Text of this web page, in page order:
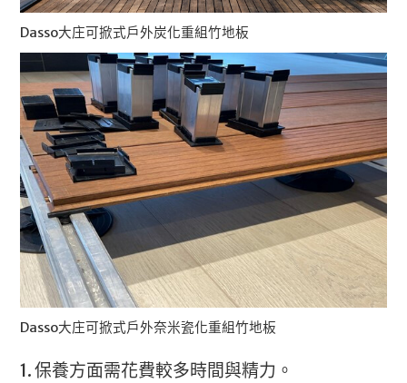
Dasso大庄可掀式戶外炭化重組竹地板
Dasso大庄可掀式戶外奈米瓷化重組竹地板
1. 保養方面需花費較多時間與精力。